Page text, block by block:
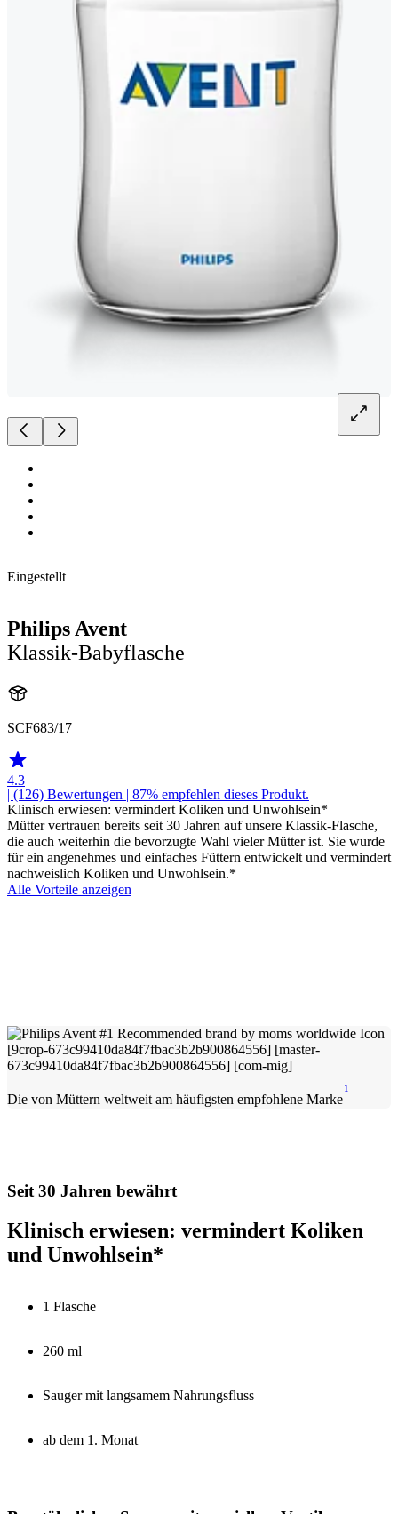
Eingestellt
Philips Avent
Klassik-Babyflasche
SCF683/17
4.3
| (126) Bewertungen | 87% empfehlen dieses Produkt.
Klinisch erwiesen: vermindert Koliken und Unwohlsein*
Mütter vertrauen bereits seit 30 Jahren auf unsere Klassik-Flasche,
die auch weiterhin die bevorzugte Wahl vieler Mütter ist. Sie wurde
für ein angenehmes und einfaches Füttern entwickelt und vermindert
nachweislich Koliken und Unwohlsein.*
Alle Vorteile anzeigen
Die von Müttern weltweit am häufigsten empfohlene Marke
1
Seit 30 Jahren bewährt
Klinisch erwiesen: vermindert Koliken
und Unwohlsein*
1 Flasche
260 ml
Sauger mit langsamem Nahrungsfluss
ab dem 1. Monat